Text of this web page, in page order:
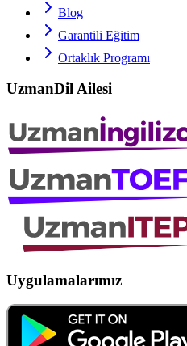
Blog
Garantili Eğitim
Ortaklık Programı
UzmanDil Ailesi
Uygulamalarımız